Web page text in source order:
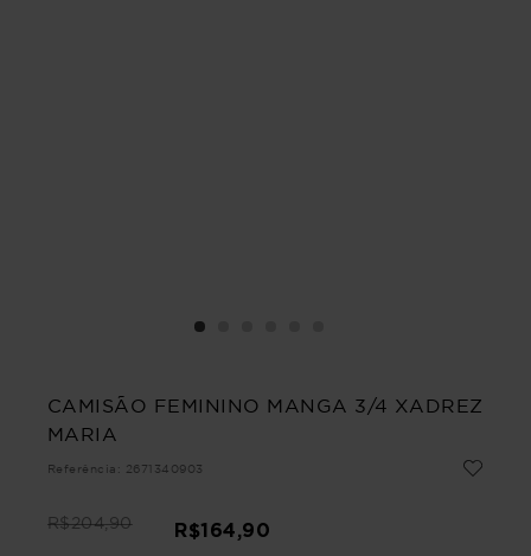
CAMISÃO FEMININO MANGA 3/4 XADREZ
MARIA
Referência : 2671340903
R$204,90 R$164,90